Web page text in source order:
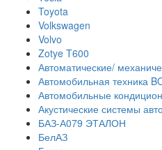
Toyota
Volkswagen
Volvo
Zotye T600
Автоматические/
Автомобильная техника
Автомобильные
Акустические системы
БАЗ-А079 ЭТАЛОН
БелАЗ